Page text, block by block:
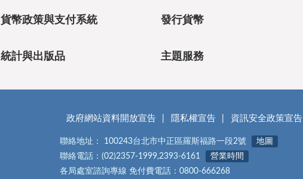
貨幣政策與支付系統 發行貨幣
統計與出版品 主題服務
政府網站資料開放宣告 隱私權宣告 資訊安全政策宣告
聯絡地址： 100243台北市中正區羅斯福路一段2號
地圖
聯絡電話：(02)2357-1999,2393-6161
營業時間
各局處室諮詢專線 免付費電話：0800-666268